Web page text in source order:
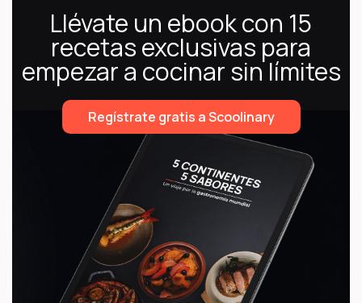
Llévate un ebook con 15
recetas exclusivas para
empezar a cocinar sin límites
Regístrate gratis a Scoolinary